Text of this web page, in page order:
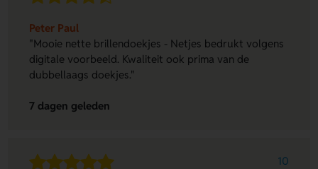
Peter Paul
"Mooie nette brillendoekjes - Netjes bedrukt volgens
digitale voorbeeld. Kwaliteit ook prima van de
dubbellaags doekjes."
7 dagen geleden
10